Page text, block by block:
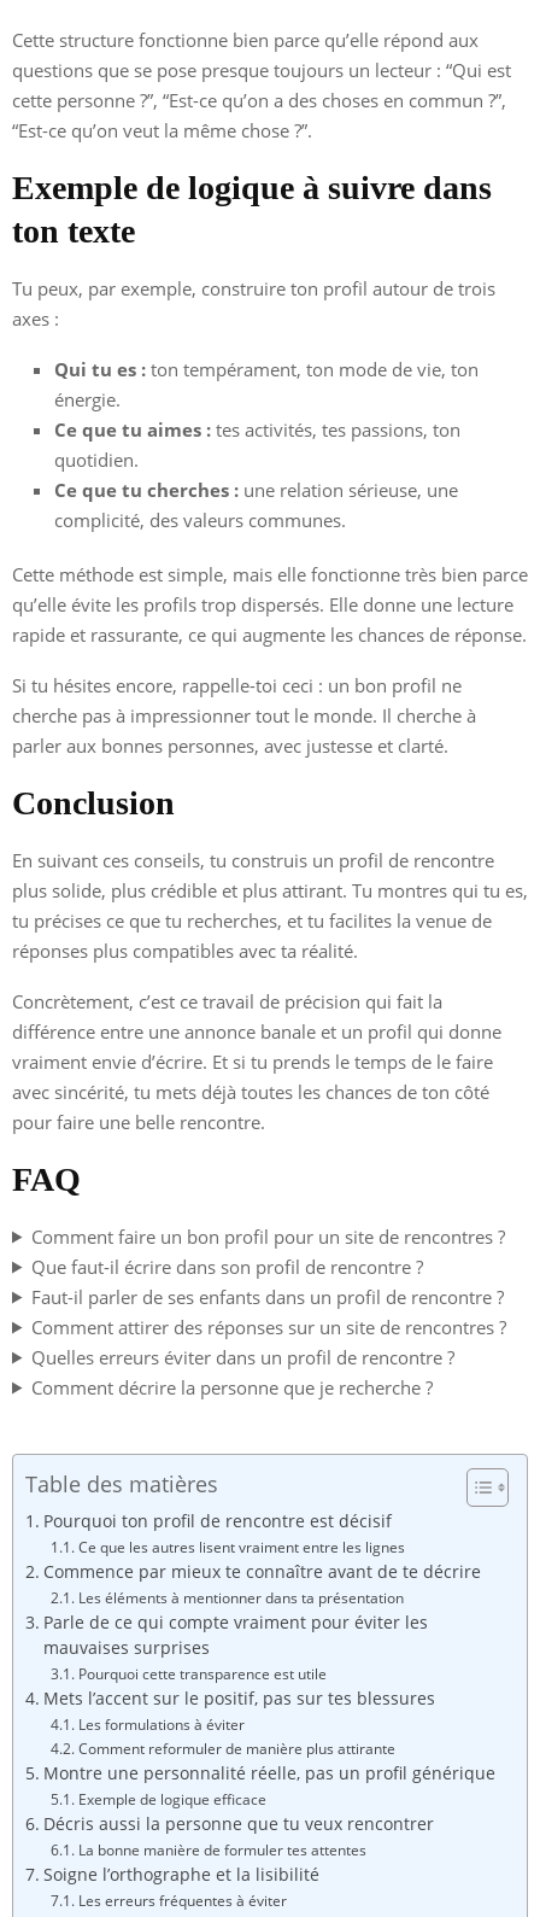
Cette structure fonctionne bien parce qu’elle répond aux
questions que se pose presque toujours un lecteur : “Qui est
cette personne ?”, “Est-ce qu’on a des choses en commun ?”,
“Est-ce qu’on veut la même chose ?”.
Exemple de logique à suivre dans
ton texte
Tu peux, par exemple, construire ton profil autour de trois
axes :
Qui tu es : ton tempérament, ton mode de vie, ton
énergie.
Ce que tu aimes : tes activités, tes passions, ton
quotidien.
Ce que tu cherches : une relation sérieuse, une
complicité, des valeurs communes.
Cette méthode est simple, mais elle fonctionne très bien parce
qu’elle évite les profils trop dispersés. Elle donne une lecture
rapide et rassurante, ce qui augmente les chances de réponse.
Si tu hésites encore, rappelle-toi ceci : un bon profil ne
cherche pas à impressionner tout le monde. Il cherche à
parler aux bonnes personnes, avec justesse et clarté.
Conclusion
En suivant ces conseils, tu construis un profil de rencontre
plus solide, plus crédible et plus attirant. Tu montres qui tu es,
tu précises ce que tu recherches, et tu facilites la venue de
réponses plus compatibles avec ta réalité.
Concrètement, c’est ce travail de précision qui fait la
différence entre une annonce banale et un profil qui donne
vraiment envie d’écrire. Et si tu prends le temps de le faire
avec sincérité, tu mets déjà toutes les chances de ton côté
pour faire une belle rencontre.
FAQ
Comment faire un bon profil pour un site de rencontres ?
Que faut-il écrire dans son profil de rencontre ?
Faut-il parler de ses enfants dans un profil de rencontre ?
Comment attirer des réponses sur un site de rencontres ?
Quelles erreurs éviter dans un profil de rencontre ?
Comment décrire la personne que je recherche ?
Table des matières
Pourquoi ton profil de rencontre est décisif
Ce que les autres lisent vraiment entre les lignes
Commence par mieux te connaître avant de te décrire
Les éléments à mentionner dans ta présentation
Parle de ce qui compte vraiment pour éviter les
mauvaises surprises
Pourquoi cette transparence est utile
Mets l’accent sur le positif, pas sur tes blessures
Les formulations à éviter
Comment reformuler de manière plus attirante
Montre une personnalité réelle, pas un profil générique
Exemple de logique efficace
Décris aussi la personne que tu veux rencontrer
La bonne manière de formuler tes attentes
Soigne l’orthographe et la lisibilité
Les erreurs fréquentes à éviter